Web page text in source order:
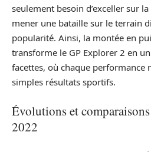
seulement besoin d’exceller sur
mener une bataille sur le terrain
popularité. Ainsi, la montée en
transforme le GP Explorer 2 en
facettes, où chaque performance
simples résultats sportifs.
Évolutions et
2022